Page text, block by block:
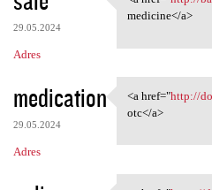
29.05.2024
Adres
<amedicine</a>
medication
29.05.2024
Adres
<a
<a href="http://
otc</a>